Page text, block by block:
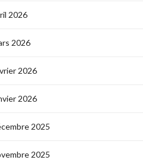
2026
2026
2026
2026
2025
2025